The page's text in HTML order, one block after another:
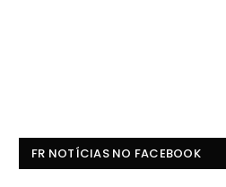
FR NOTÍCIAS NO FACEBOOK